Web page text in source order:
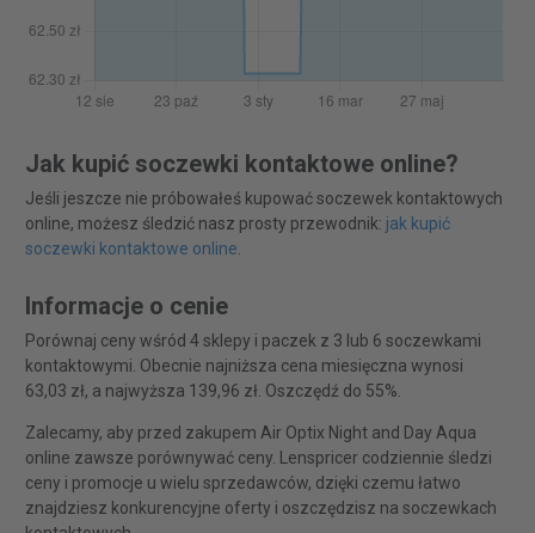
Jak kupić soczewki kontaktowe online?
Jeśli jeszcze nie próbowałeś kupować soczewek kontaktowych
online, możesz śledzić nasz prosty przewodnik: jak kupić
soczewki kontaktowe online.
Informacje o cenie
Porównaj ceny wśród 4 sklepy i paczek z 3 lub 6 soczewkami
kontaktowymi. Obecnie najniższa cena miesięczna wynosi
63,03 zł, a najwyższa 139,96 zł. Oszczędź do 55%.
Zalecamy, aby przed zakupem Air Optix Night and Day Aqua
online zawsze porównywać ceny. Lenspricer codziennie śledzi
ceny i promocje u wielu sprzedawców, dzięki czemu łatwo
znajdziesz konkurencyjne oferty i oszczędzisz na soczewkach